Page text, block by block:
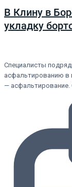
В Клину в
укладку
Специалисты
асфальтированию в
— асфальтирование.